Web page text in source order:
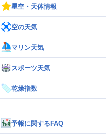
星空・天体情報
空の天気
マリン天気
スポーツ天気
乾燥指数
予報に関するFAQ